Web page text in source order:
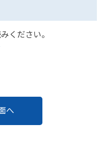
ください。